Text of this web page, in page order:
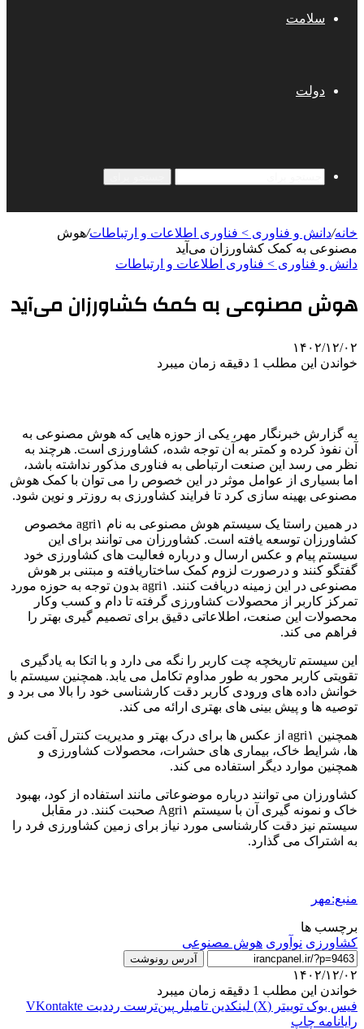
سلامت
دولت
خانه/دانش و فناوری > فناوری اطلاعات و ارتباطات/هوش
مصنوعی به کمک کشاورزان می‌آید
دانش و فناوری > فناوری اطلاعات و ارتباطات
هوش مصنوعی به کمک کشاورزان می‌آید
۱۴۰۲/۱۲/۰۲
خواندن این مطلب 1 دقیقه زمان میبرد
به گزارش خبرنگار مهر، یکی از حوزه هایی که هوش مصنوعی به
آن نفوذ کرده و کمتر به آن توجه شده، کشاورزی است. هرچند به
نظر می رسد این صنعت ارتباطی به فناوری مذکور نداشته باشد،
اما بسیاری از عوامل موثر در این خصوص را می توان با کمک هوش
مصنوعی بهینه سازی کرد تا فرایند کشاورزی به روزتر و نوین شود.
در همین راستا یک سیستم هوش مصنوعی به نام agri۱ مخصوص
کشاورزان توسعه یافته است. کشاورزان می توانند برای این
سیستم پیام و عکس ارسال و درباره فعالیت های کشاورزی خود
گفتگو کنند و درصورت لزوم کمک ساختاریافته و مبتنی بر هوش
مصنوعی در این زمینه دریافت کنند. agri۱ بدون توجه به حوزه مورد
تمرکز کاربر از محصولات کشاورزی گرفته تا دام و کسب وکار
محصولات این صنعت، اطلاعاتی دقیق برای تصمیم گیری بهتر را
فراهم می کند.
این سیستم تاریخچه چت کاربر را نگه می دارد و با اتکا به یادگیری
تقویتی کاربر محور به طور مداوم تکامل می یابد. همچنین سیستم با
خوانش داده های ورودی کاربر دقت کارشناسی خود را بالا می برد و
توصیه ها و پیش بینی های بهتری ارائه می کند.
همچنین agri۱ از عکس ها برای درک بهتر و مدیریت کنترل آفت کش
ها، شرایط خاک، بیماری های حشرات، محصولات کشاورزی و
همچنین موارد دیگر استفاده می کند.
کشاورزان می توانند درباره موضوعاتی مانند استفاده از کود، بهبود
خاک و نمونه گیری آن با سیستم Agri۱ صحبت کنند. در مقابل
سیستم نیز دقت کارشناسی مورد نیاز برای زمین کشاورزی فرد را
به اشتراک می گذارد.
منبع:مهر
برچسب ها
کشاورزی نوآوری هوش مصنوعی
آدرس رونوشت
۱۴۰۲/۱۲/۰۲
خواندن این مطلب 1 دقیقه زمان میبرد
فیس بوک توییتر (X) لینکدین ‫تامبلر ‫پین‌ترست ‫رددیت ‫VKontakte
رایانامه چاپ